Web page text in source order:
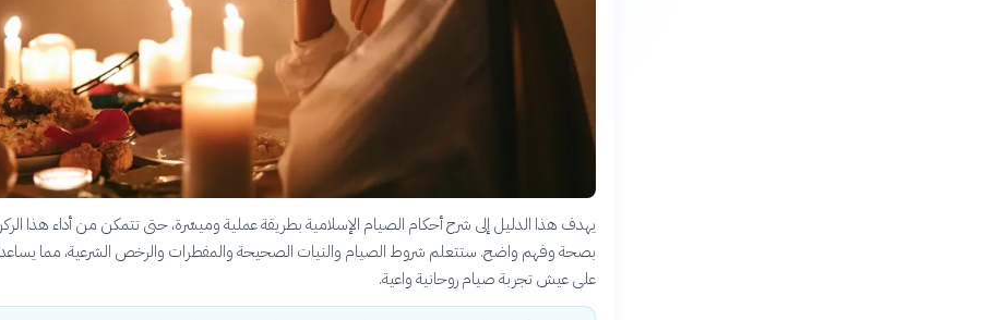
يهدف هذا الدليل إلى شرح أحكام الصيام الإسلامية بطريقة عملية وميسّرة، حتى تتمكن من أداء هذا
بصحة وفهم واضح. ستتعلم شروط الصيام والنيات الصحيحة والمفطرات والرخص الشرعية، مما
على عيش تجربة صيام روحانية واعية.